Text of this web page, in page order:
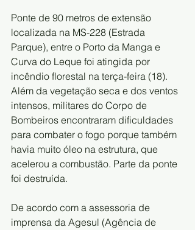
Ponte de 90 metros de extensão
localizada na MS-228 (Estrada
Parque), entre o Porto da Manga e
Curva do Leque foi atingida por
incêndio florestal na terça-feira (18).
Além da vegetação seca e dos ventos
intensos, militares do Corpo de
Bombeiros encontraram dificuldades
para combater o fogo porque também
havia muito óleo na estrutura, que
acelerou a combustão. Parte da ponte
foi destruída.
De acordo com a assessoria de
imprensa da Agesul (Agência de